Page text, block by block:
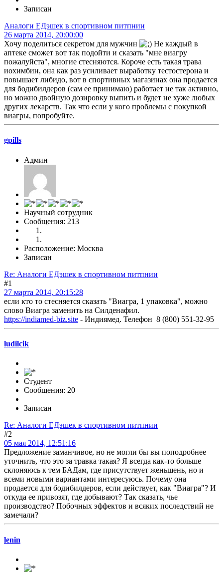
Записан
Аналоги ЕДэшек в спортивном питпнии
26 марта 2014, 20:00:00
Хочу поделиться секретом для мужчин
Не каждый в
аптеке сможет вот так подойти и сказать "мне виагру
пожалуйста", многие стесняются. Короче есть такая трава
иохимбин, она как раз усиливает выработку тестостерона и
повышает либидо, вот в спортивных магазинах она продается
для бодибилдеров (сам ее принимаю) работает не так активно,
но можно двойную дозировку выпить и будет не хуже любых
других лекарств. Так что если у кого проблемы с покупкой
виагры, попробуйте.
gpills
Админ
Научный сотрудник
Сообщения: 213
Расположение: Москва
Записан
Re: Аналоги ЕДэшек в спортивном питпнии
#1
27 марта 2014, 20:15:28
если кто то стесняется сказать "Виагра, 1 упаковка", можно
слово Виагра заменить на Силденафил.
https://indiamed-biz.site - Индиямед. Телефон 8 (800) 551-32-95
ludilcik
Студент
Сообщения: 20
Записан
Re: Аналоги ЕДэшек в спортивном питпнии
#2
05 мая 2014, 12:51:16
Предложение заманчивое, но не могли бы вы поподробнее
уточнить, что это за травка такая? Я всегда как-то больше
склоняюсь к тем БАДам, где присутствует женьшень, но и
всеми новыми вариантами интересуюсь. Почему она
продается для бодибилдеров, если действует, как "Виагра"? И
откуда ее привозят, где добывают? Так сказать, чье
производство? Побочных эффектов и всяких последствий не
замечали?
lenin